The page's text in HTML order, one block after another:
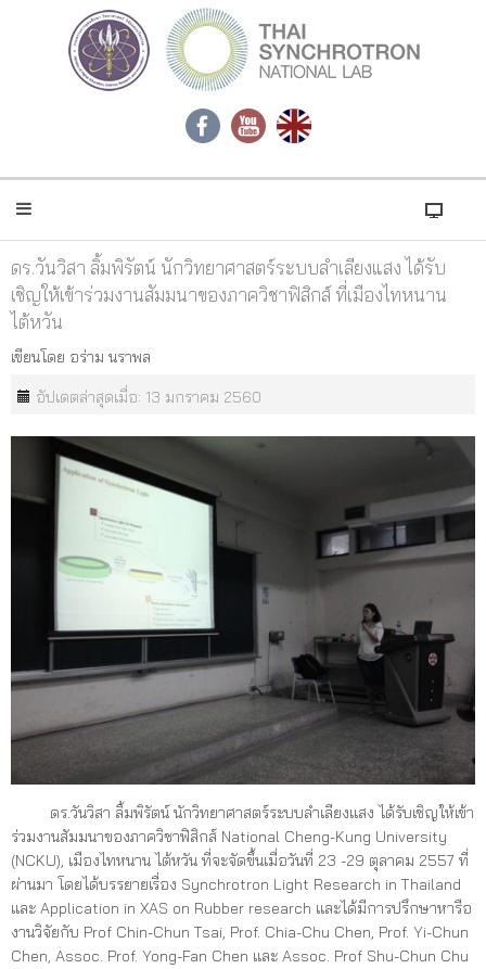
ดร.วันวิสา ลิ้มพิรัตน์ นักวิทยาศาสตร์ระบบลำเลียงแสง ได้รับ
เชิญให้เข้าร่วมงานสัมมนาของภาควิชาฟิสิกส์ ที่เมืองไทหนาน
ไต้หวัน
เขียนโดย อร่าม นราพล
อัปเดตล่าสุดเมื่อ: 13 มกราคม 2560
ดร.วันวิสา ลิ้มพิรัตน์ นักวิทยาศาสตร์ระบบลำเลียงแสง ได้รับเชิญให้เข้า
ร่วมงานสัมมนาของภาควิชาฟิสิกส์ National Cheng-Kung University
(NCKU), เมืองไทหนาน ไต้หวัน ที่จะจัดขึ้นเมื่อวันที่ 23 -29 ตุลาคม 2557 ที่
ผ่านมา โดยได้บรรยายเรื่อง Synchrotron Light Research in Thailand
และ Application in XAS on Rubber research และได้มีการปรึกษาหารือ
งานวิจัยกับ Prof Chin-Chun Tsai, Prof. Chia-Chu Chen, Prof. Yi-Chun
Chen, Assoc. Prof. Yong-Fan Chen และ Assoc. Prof Shu-Chun Chu